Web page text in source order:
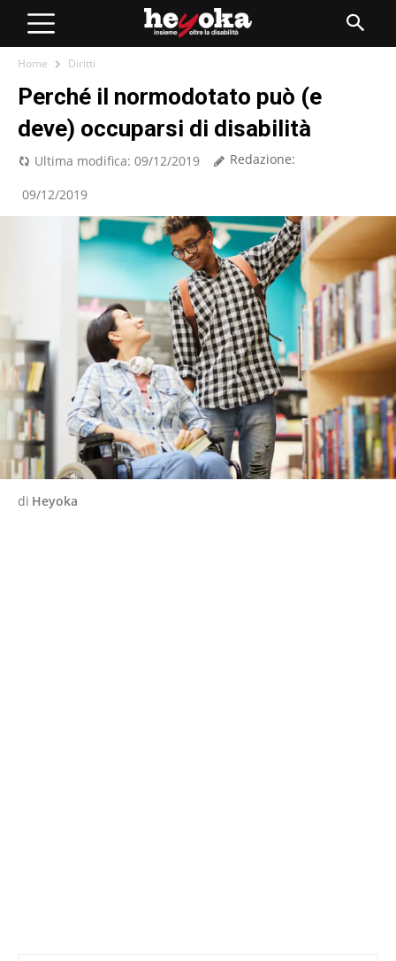
Home Diritti
Perché il normodotato può (e
deve) occuparsi di disabilità
Ultima modifica: 09/12/2019 Redazione:
09/12/2019
di Heyoka